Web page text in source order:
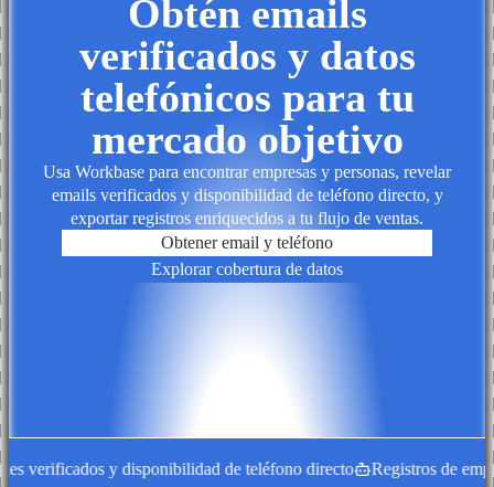
Obtén emails
verificados y datos
telefónicos para tu
mercado objetivo
Usa Workbase para encontrar empresas y personas, revelar
emails verificados y disponibilidad de teléfono directo, y
exportar registros enriquecidos a tu flujo de ventas.
Obtener email y teléfono
Explorar cobertura de datos
verificados y disponibilidad de teléfono directo Registros de